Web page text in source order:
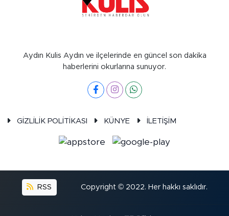
Aydın Kulis Aydın ve ilçelerinde en güncel son dakika
haberlerini okurlarına sunuyor.
GİZLİLİK POLİTİKASI KÜNYE İLETİŞİM
RSS Copyright © 2022. Her hakkı saklıdır.